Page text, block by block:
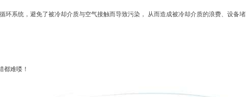
环系统，避免了被冷却介质与空气接触而导致污染， 从而造成被冷却介质的浪费、设备
都难喽！